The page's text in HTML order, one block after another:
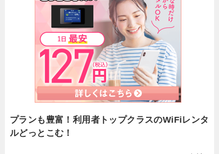
プランも豊富！利用者トップクラスのWiFiレンタ
ルどっとこむ！